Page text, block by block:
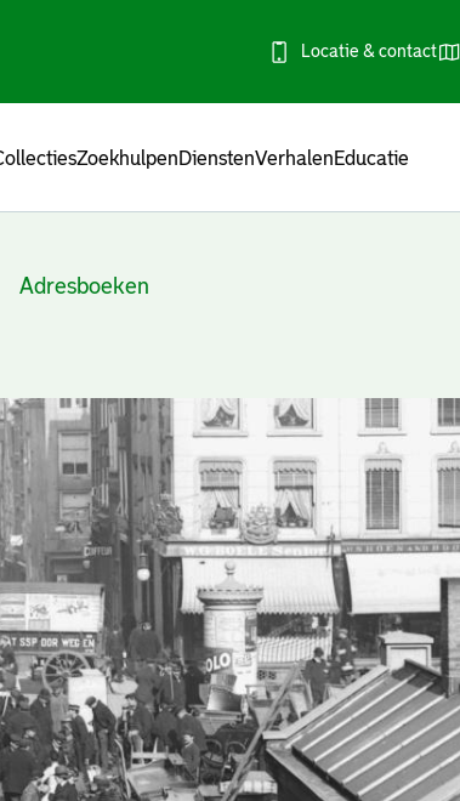
Locatie & contact
ZoekhulpenDienstenVerhalenEducatie
Adresboeken